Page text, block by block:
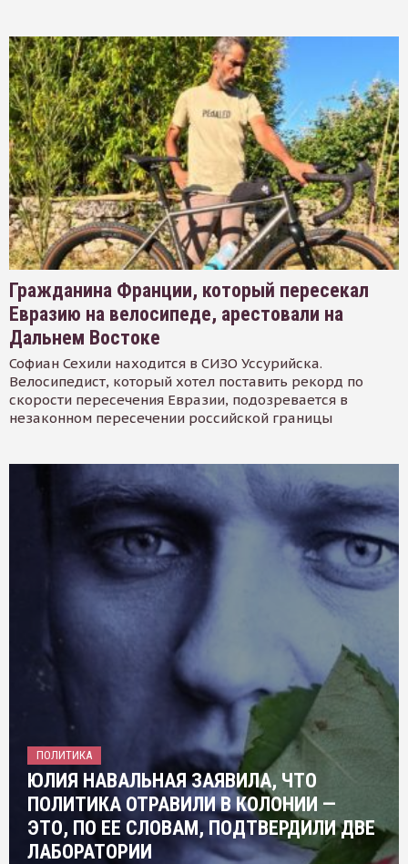
Гражданина Франции, который пересекал
Евразию на велосипеде, арестовали на
Дальнем Востоке
Софиан Сехили находится в СИЗО Уссурийска.
Велосипедист, который хотел поставить рекорд по
скорости пересечения Евразии, подозревается в
незаконном пересечении российской границы
ПОЛИТИКА
ЮЛИЯ НАВАЛЬНАЯ ЗАЯВИЛА, ЧТО
ПОЛИТИКА ОТРАВИЛИ В КОЛОНИИ —
ЭТО, ПО ЕЕ СЛОВАМ, ПОДТВЕРДИЛИ ДВЕ
ЛАБОРАТОРИИ